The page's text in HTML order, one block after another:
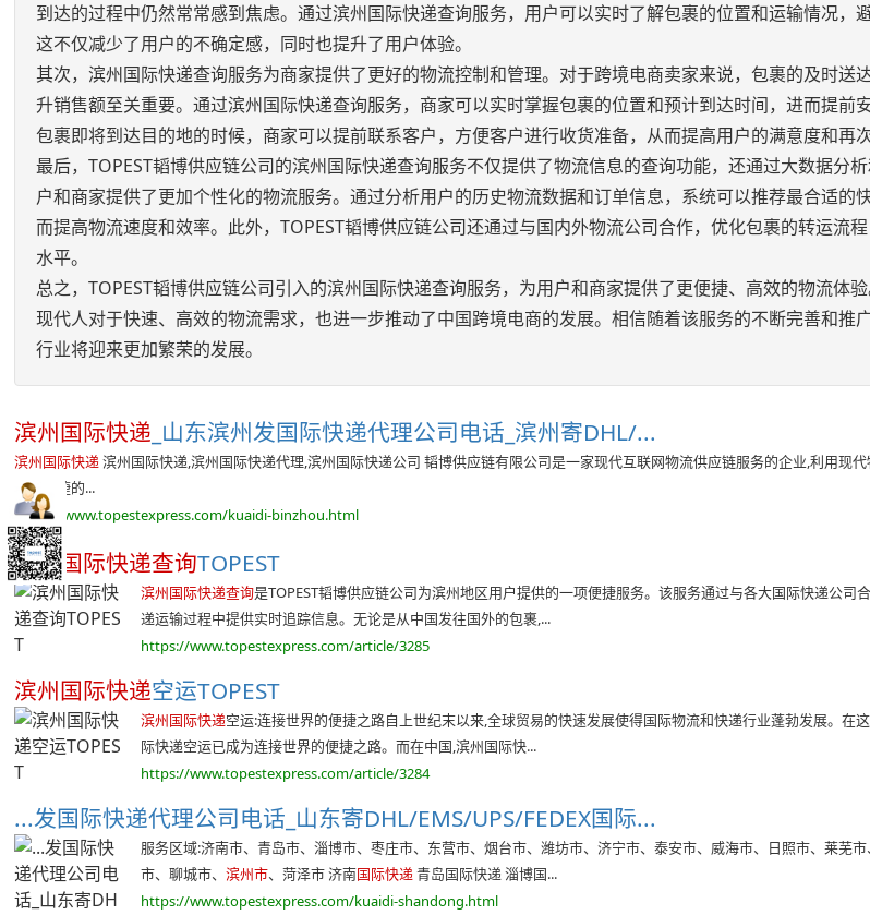
到达的过程中仍然常常感到焦虑。通过滨州国际快递查询服务，用户可以实时了解包裹的位置和运输情况，
这不仅减少了用户的不确定感，同时也提升了用户体验。
其次，滨州国际快递查询服务为商家提供了更好的物流控制和管理。对于跨境电商卖家来说，包裹的及时送
升销售额至关重要。通过滨州国际快递查询服务，商家可以实时掌握包裹的位置和预计到达时间，进而提前
包裹即将到达目的地的时候，商家可以提前联系客户，方便客户进行收货准备，从而提高用户的满意度和再
最后，TOPEST韬博供应链公司的滨州国际快递查询服务不仅提供了物流信息的查询功能，还通过大数据分
户和商家提供了更加个性化的物流服务。通过分析用户的历史物流数据和订单信息，系统可以推荐最合适的
而提高物流速度和效率。此外，TOPEST韬博供应链公司还通过与国内外物流公司合作，优化包裹的转运流
水平。
总之，TOPEST韬博供应链公司引入的滨州国际快递查询服务，为用户和商家提供了更便捷、高效的物流体
现代人对于快速、高效的物流需求，也进一步推动了中国跨境电商的发展。相信随着该服务的不断完善和推
行业将迎来更加繁荣的发展。
滨州国际快递 _山东滨州发国际快递代理公司电话_滨州寄DHL/...
滨州国际快递 滨州国际快递,滨州国际快递代理,滨州国际快递公司 韬博供应链有限公司是一家现代互联网物流供应链服务的企业,利用现
提供简捷的...
https://www.topestexpress.com/kuaidi-binzhou.html
滨州国际快递查询TOPEST
滨州国际快递查询是TOPEST韬博供应链公司为滨州地区用户提供的一项便捷服务。该服务通过与各大国际快递公司
递运输过程中提供实时追踪信息。无论是从中国发往国外的包裹,...
https://www.topestexpress.com/article/3285
滨州国际快递空运TOPEST
滨州国际快递空运:连接世界的便捷之路自上世纪末以来,全球贸易的快速发展使得国际物流和快递行业蓬勃发展。在
际快递空运已成为连接世界的便捷之路。而在中国,滨州国际快...
https://www.topestexpress.com/article/3284
...发国际快递代理公司电话_山东寄DHL/EMS/UPS/FEDEX国际...
服务区域:济南市、青岛市、淄博市、枣庄市、东营市、烟台市、潍坊市、济宁市、泰安市、威海市、日照市、莱芜
市、聊城市、滨州市、菏泽市 济南国际快递 青岛国际快递 淄博国...
https://www.topestexpress.com/kuaidi-shandong.html